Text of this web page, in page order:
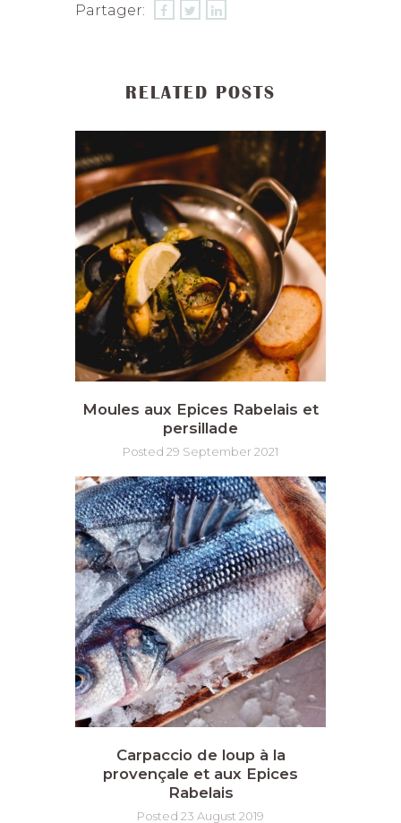
Partager:
RELATED POSTS
Moules aux Epices Rabelais et
persillade
Posted 29 September 2021
Carpaccio de loup à la
provençale et aux Epices
Rabelais
Posted 23 August 2019